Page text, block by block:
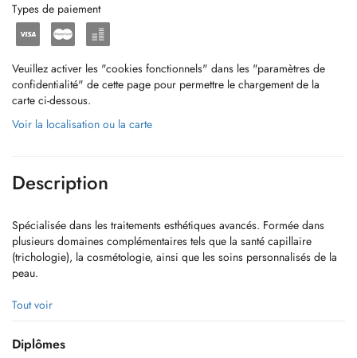
Types de paiement
Veuillez activer les "cookies fonctionnels" dans les "paramètres de
confidentialité" de cette page pour permettre le chargement de la
carte ci-dessous.
Voir la localisation ou la carte
Description
Spécialisée dans les traitements esthétiques avancés. Formée dans
plusieurs domaines complémentaires tels que la santé capillaire
(trichologie), la cosmétologie, ainsi que les soins personnalisés de la
peau.
N'hésitez pas à me contacter au +352 691601088 si vous ne trouvez
pas de rendez vous à votre convenance.
Tout voir
Diplômes